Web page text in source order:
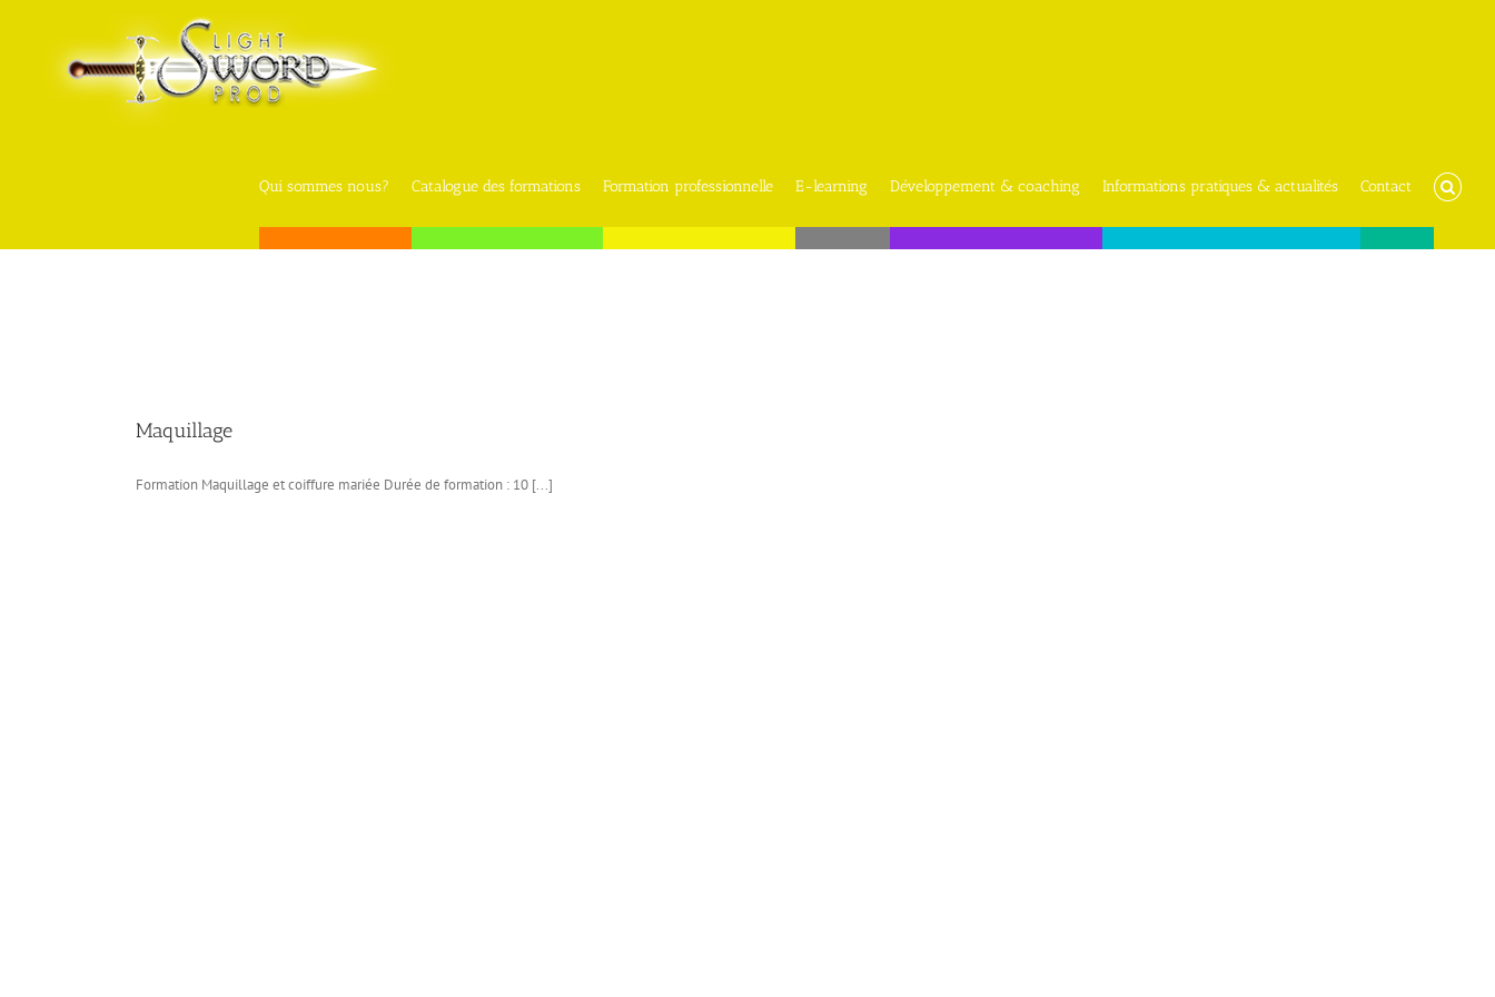
Qui sommes nous? Catalogue des formations Formation professionnelle E-learning Développement & coaching Informations pratiques & actualités Contact
Maquillage
Formation Maquillage et coiffure mariée Durée de formation : 10 [...]